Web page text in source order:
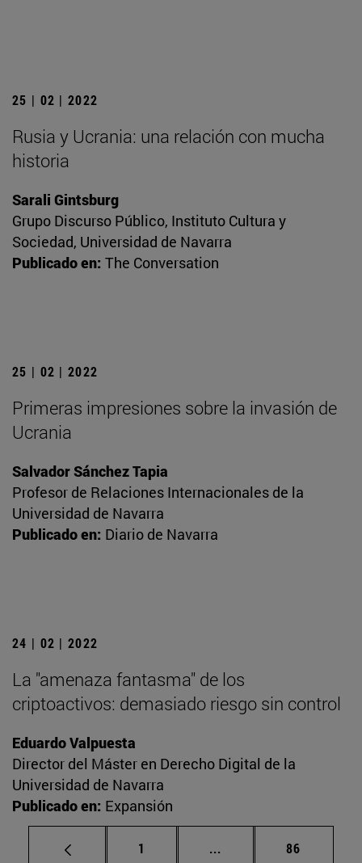
25 | 02 | 2022
Rusia y Ucrania: una relación con mucha
historia
Sarali Gintsburg
Grupo Discurso Público, Instituto Cultura y
Sociedad, Universidad de Navarra
Publicado en: The Conversation
25 | 02 | 2022
Primeras impresiones sobre la invasión de
Ucrania
Salvador Sánchez Tapia
Profesor de Relaciones Internacionales de la
Universidad de Navarra
Publicado en: Diario de Navarra
24 | 02 | 2022
La "amenaza fantasma" de los
criptoactivos: demasiado riesgo sin control
Eduardo Valpuesta
Director del Máster en Derecho Digital de la
Universidad de Navarra
Publicado en: Expansión
Página
1 ... Páginas intermedias
Página
86